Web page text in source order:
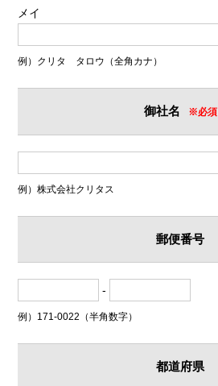
メイ
例）クリタ タロウ（全角カナ）
御社名 ※必須
例）株式会社クリタス
郵便番号
-
例）171-0022（半角数字）
都道府県